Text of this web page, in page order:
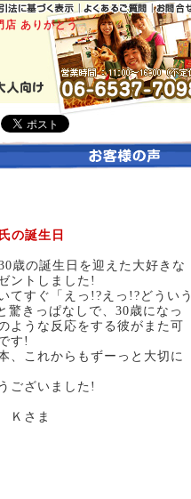
店 ありがとう
の誕生日
歳の誕生日を迎えた大好きな
ントしました!
てすぐ「えっ!?えっ!?どういう
驚きっぱなしで、30歳になっ
ような反応をする彼がまた可
す!
、これからもずーっと大切に
ございました!
さま